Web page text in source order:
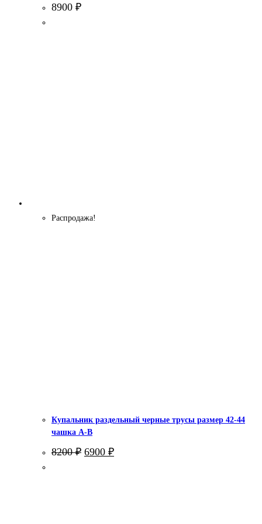
8900 ₽
Распродажа!
Купальник раздельный черные трусы размер 42-44
чашка А-В
8200₽ Первоначальная
цена
6900 ₽Текущая
цена: